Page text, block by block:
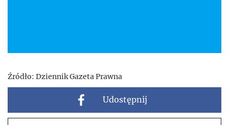
Źródło: Dziennik Gazeta Prawna
Udostępnij